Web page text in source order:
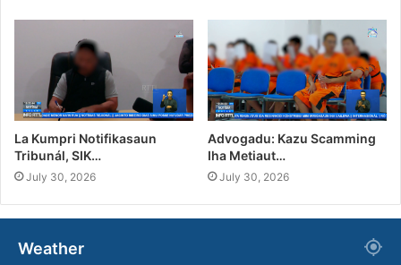
La Kumpri Notifikasaun
Tribunál, SIK…
July 30, 2026
Advogadu: Kazu Scamming
Iha Metiaut…
July 30, 2026
Weather